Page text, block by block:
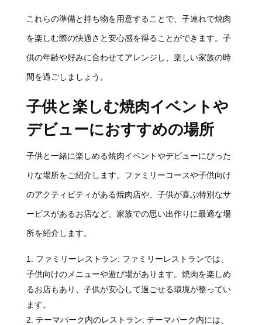
これらの準備と持ち物を用意することで、子連れで焼肉
を楽しむ際の快適さと安心感を得ることができます。子
供の年齢や好みに合わせてアレンジし、楽しい家族の時
間を過ごしましょう。
子供と楽しむ焼肉イベントや
デビューにおすすめの場所
子供と一緒に楽しめる焼肉イベントやデビューにぴった
りな場所をご紹介します。ファミリーコースや子供向け
のアクティビティがある焼肉店や、子供が喜ぶ特別なサ
ービスがあるお店など、家族での思い出作りに最適な場
所を紹介します。
ファミリーレストラン: ファミリーレストランでは、
子供向けのメニューや遊び場があります。焼肉を楽しめ
るお店もあり、子供が安心して過ごせる環境が整ってい
ます。
テーマパーク内のレストラン: テーマパーク内には、